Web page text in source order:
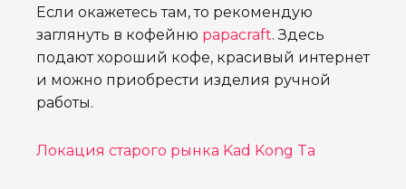
Если окажетесь там, то рекомендую
заглянуть в кофейню papacraft. Здесь
подают хороший кофе, красивый интернет
и можно приобрести изделия ручной
работы.
Локация старого рынка Kad Kong Ta